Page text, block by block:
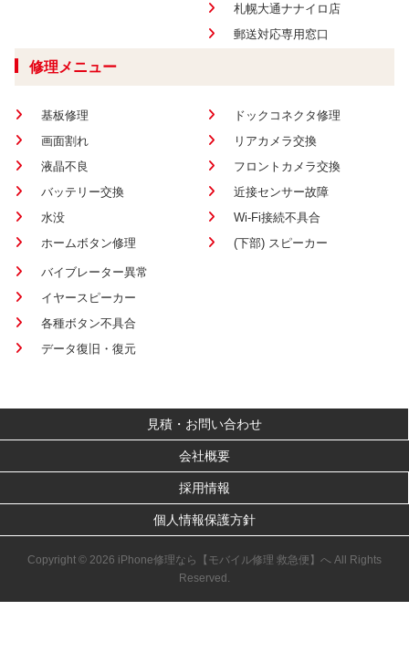
札幌大通ナナイロ店
郵送対応専用窓口
修理メニュー
基板修理
画面割れ
液晶不良
バッテリー交換
水没
ホームボタン修理
ドックコネクタ修理
リアカメラ交換
フロントカメラ交換
近接センサー故障
Wi-Fi接続不具合
(下部) スピーカー
バイブレーター異常
イヤースピーカー
各種ボタン不具合
データ復旧・復元
見積・お問い合わせ
会社概要
採用情報
個人情報保護方針
Copyright © 2026 iPhone修理なら【モバイル修理 救急便】へ All Rights
Reserved.